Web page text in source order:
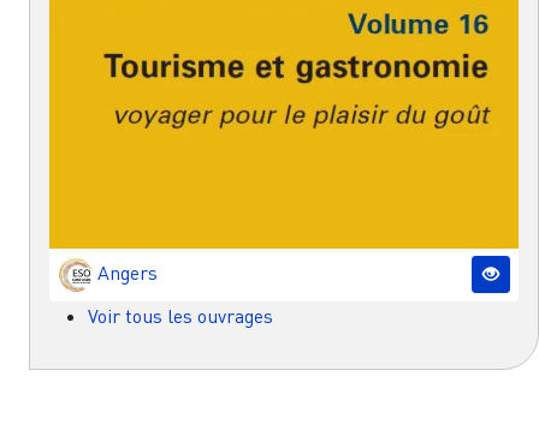
Angers
Voir tous les ouvrages